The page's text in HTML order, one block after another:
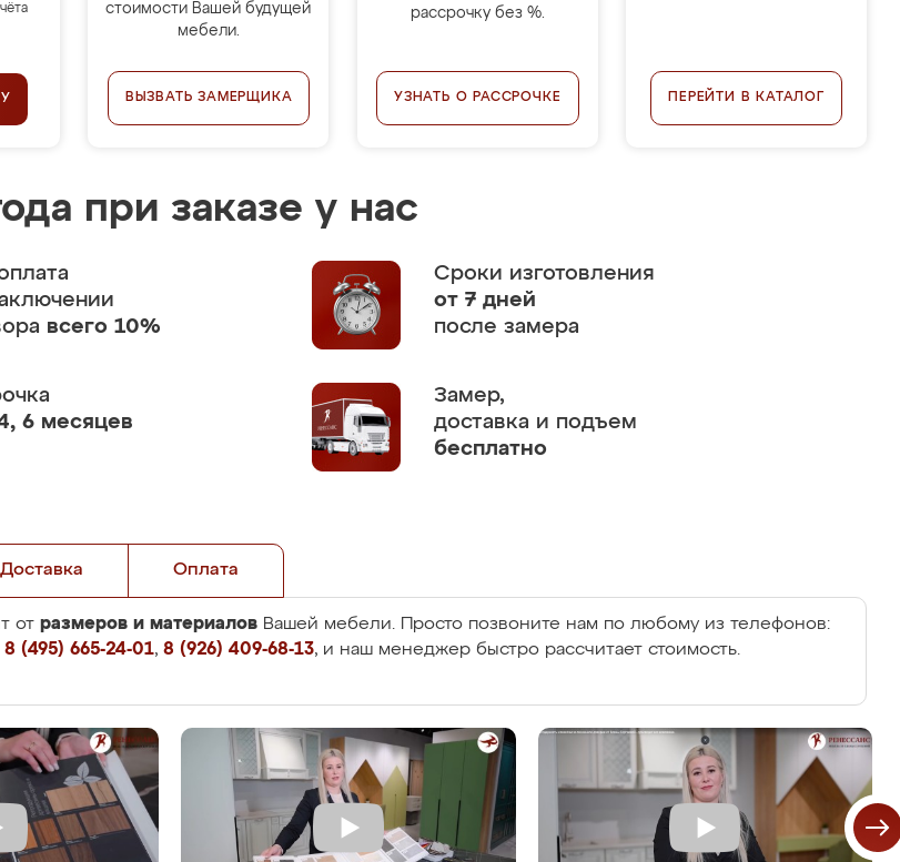
стоимости Вашей будущей
мебели.
ВЫЗВАТЬ ЗАМЕРЩИКА
рассрочку без %.
УЗНАТЬ О РАССРОЧКЕ ПЕРЕЙТИ В КАТАЛОГ
при заказе у нас
всего 10%
Сроки изготовления
от 7 дней
после замера
6 месяцев
Замер,
доставка и подъем
бесплатно
Доставка Оплата
от размеров и материалов Вашей мебели. Просто позвоните нам по любому из телефонов:
8 (495) 665-24-01, 8 (926) 409-68-13, и наш менеджер быстро рассчитает стоимость.